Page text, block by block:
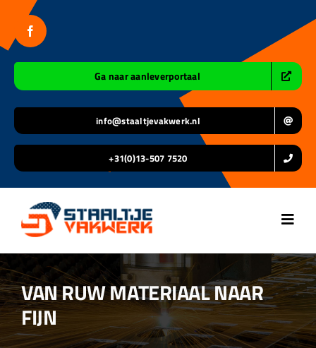
inhoud
Ga naar aanleverportaal
info@staaltjevakwerk.nl
+31(0)13-507 7520
Home
Over ons
VAN RUW MATERIAAL NAAR
FIJN